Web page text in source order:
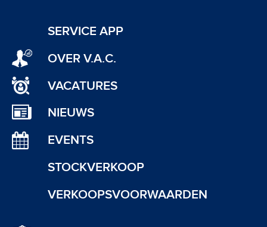
SERVICE APP
OVER V.A.C.
VACATURES
NIEUWS
EVENTS
STOCKVERKOOP
VERKOOPSVOORWAARDEN